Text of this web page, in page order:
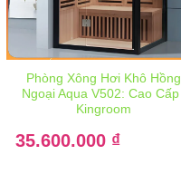
Phòng Xông Hơi Khô Hồng
Ngoại Aqua V502: Cao Cấp |
Kingroom
gốc
là:
35.600.000 ₫